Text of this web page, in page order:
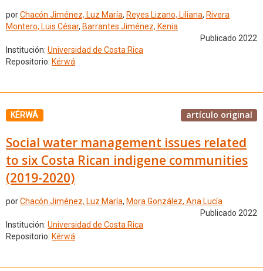
porChacón Jiménez, Luz María, Reyes Lizano, Liliana, Rivera
Montero, Luis César, Barrantes Jiménez, Kenia
Publicado 2022
Institución: Universidad de Costa Rica
Repositorio: Kérwá
KÉRWÁ artículo original
Social water management issues related
to six Costa Rican indigene communities
(2019-2020)
porChacón Jiménez, Luz María, Mora González, Ana Lucía
Publicado 2022
Institución: Universidad de Costa Rica
Repositorio: Kérwá